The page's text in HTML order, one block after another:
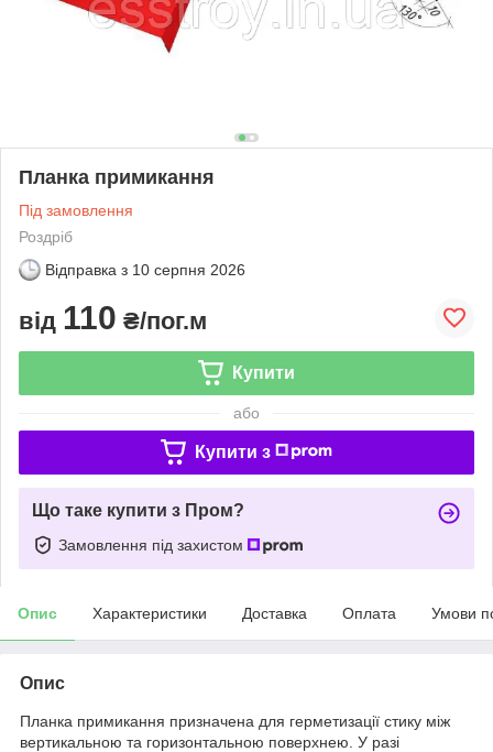
Планка примикання
Під замовлення
Роздріб
Відправка з 10 серпня 2026
від 110 ₴/пог.м
Купити
або
Купити з
Що таке купити з Пром?
Замовлення під захистом
Опис Характеристики Доставка Оплата Умови
Опис
Планка примикання призначена для герметизації стику між
вертикальною та горизонтальною поверхнею. У разі